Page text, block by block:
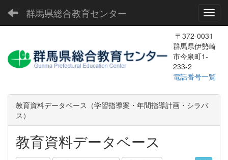
群馬県総合教育センター
〒372-0031
群馬県伊勢崎
市今泉町1-
233-2
電話番号一覧
教育資料データベース（学習指導案・年間指導計画・シラバ
ス）
教育資料データベース